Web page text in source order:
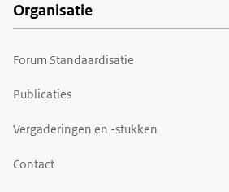
Organisatie
Forum Standaardisatie
Publicaties
Vergaderingen en -stukken
Contact